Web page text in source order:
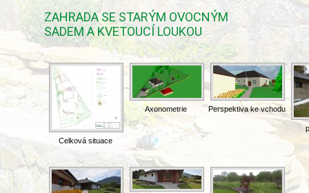
ZAHRADA SE STARÝM OVOCNÝM
SADEM A KVETOUCÍ LOUKOU
Celková situace
Axonometrie Perspektiva ke vchodu